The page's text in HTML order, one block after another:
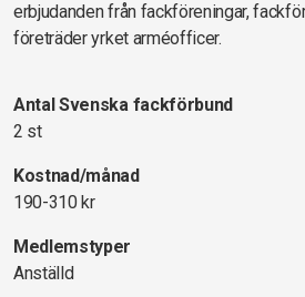
erbjudanden från fackföreningar,
företräder yrket arméofficer.
Antal Svenska fackförbund
2 st
Kostnad/månad
190-310 kr
Medlemstyper
Anställd